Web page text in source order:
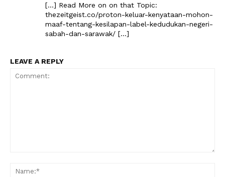
[…] Read More on on that Topic:
thezeitgeist.co/proton-keluar-kenyataan-mohon-
maaf-tentang-kesilapan-label-kedudukan-negeri-
sabah-dan-sarawak/ […]
LEAVE A REPLY